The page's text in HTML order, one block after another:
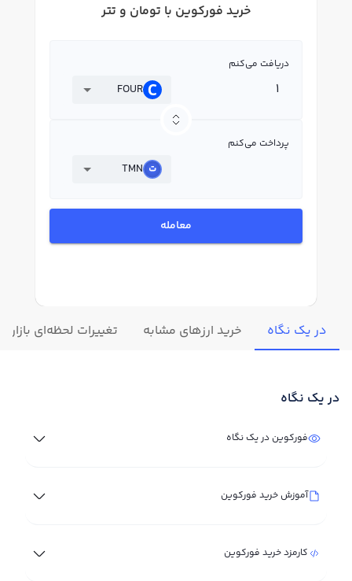
خرید فورکوین با تومان و تتر
دریافت می‌کنم
FOUR
پرداخت می‌کنم
TMN
معامله
در یک نگاه خرید ارزهای مشابه تغییرات لحظه‌ای بازار
در یک نگاه
فورکوین در یک نگاه
آموزش خرید فورکوین
کارمزد خرید فورکوین